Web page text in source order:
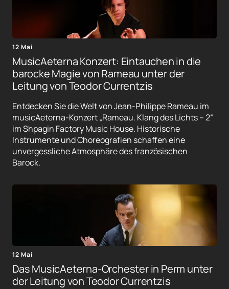
12 Mai
MusicAeterna Konzert: Eintauchen in die
barocke Magie von Rameau unter der
Leitung von Teodor Currentzis
Entdecken Sie die Welt von Jean-Philippe Rameau im
musicAeterna-Konzert „Rameau. Klang des Lichts – 2“
im Shpagin Factory Music House. Historische
Instrumente und Choreografien schaffen eine
unvergessliche Atmosphäre des französischen
Barock.
12 Mai
Das MusicAeterna-Orchester in Perm unter
der Leitung von Teodor Currentzis